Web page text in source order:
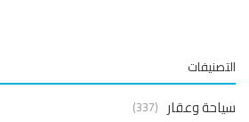
التصنيفات
سياحة وعقار (337)